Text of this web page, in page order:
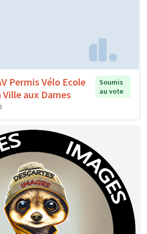
Permis Vélo Ecole
aux Dames
Soumis
au vote